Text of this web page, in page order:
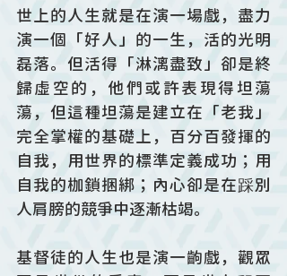
世上的人生就是在演一場戲，盡力
演一個「好人」的一生，活的光明
磊落。但活得「淋漓盡致」卻是終
歸虛空的，他們或許表現得坦蕩
蕩，但這種坦蕩是建立在「老我」
完全掌權的基礎上，百分百發揮的
自我，用世界的標準定義成功；用
自我的枷鎖捆綁；內心卻是在踩別
人肩膀的競爭中逐漸枯竭。
基督徒的人生也是演一齣戲，觀眾